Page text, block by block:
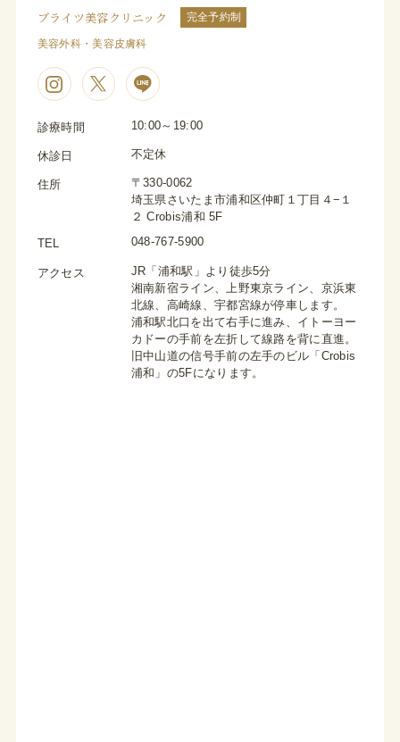
ブライツ美容クリニック 完全予約制
美容外科・美容皮膚科
診療時間 10:00～19:00
休診日 不定休
住所
〒330-0062
埼玉県さいたま市浦和区仲町１丁目４−１
２ Crobis浦和 5F
TEL 048-767-5900
アクセス
JR「浦和駅」より徒歩5分
湘南新宿ライン、上野東京ライン、京浜東
北線、高崎線、宇都宮線が停車します。
浦和駅北口を出て右手に進み、イトーヨー
カドーの手前を左折して線路を背に直進。
旧中山道の信号手前の左手のビル「Crobis
浦和」の5Fになります。